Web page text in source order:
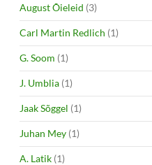
August Õieleid (3)
Carl Martin Redlich (1)
G. Soom (1)
J. Umblia (1)
Jaak Sõggel (1)
Juhan Mey (1)
A. Latik (1)